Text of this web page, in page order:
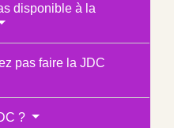
disponible à la
pas faire la JDC
?